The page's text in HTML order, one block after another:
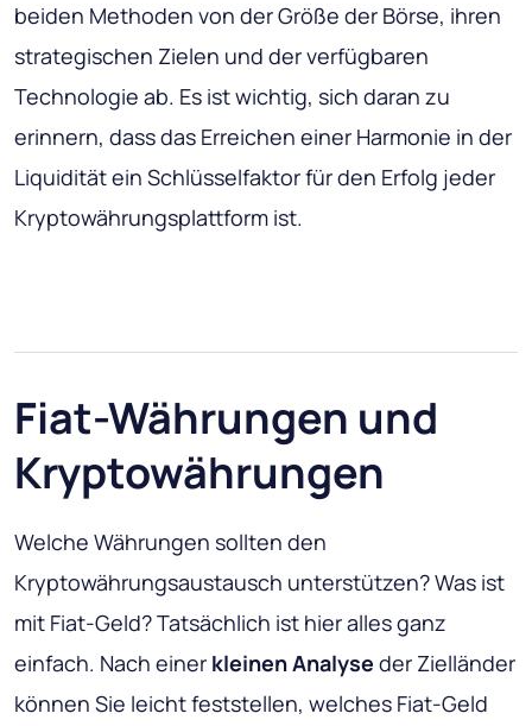
beiden Methoden von der Größe der Börse, ihren
strategischen Zielen und der verfügbaren
Technologie ab. Es ist wichtig, sich daran zu
erinnern, dass das Erreichen einer Harmonie in der
Liquidität ein Schlüsselfaktor für den Erfolg jeder
Kryptowährungsplattform ist.
Fiat-Währungen und
Kryptowährungen
Welche Währungen sollten den
Kryptowährungsaustausch unterstützen? Was ist
mit Fiat-Geld? Tatsächlich ist hier alles ganz
einfach. Nach einer kleinen Analyse der Zielländer
können Sie leicht feststellen, welches Fiat-Geld